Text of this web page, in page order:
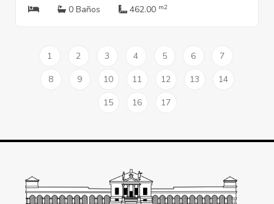
0 Baños
462.00 m2
1 2 3 4 5 6
7
8
9 10 11 12 13
14
15
16 17